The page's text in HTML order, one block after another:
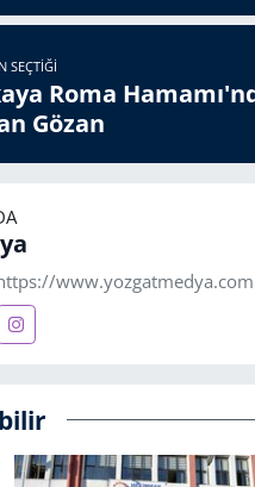
SEÇTIĞI
Roma
Gözan